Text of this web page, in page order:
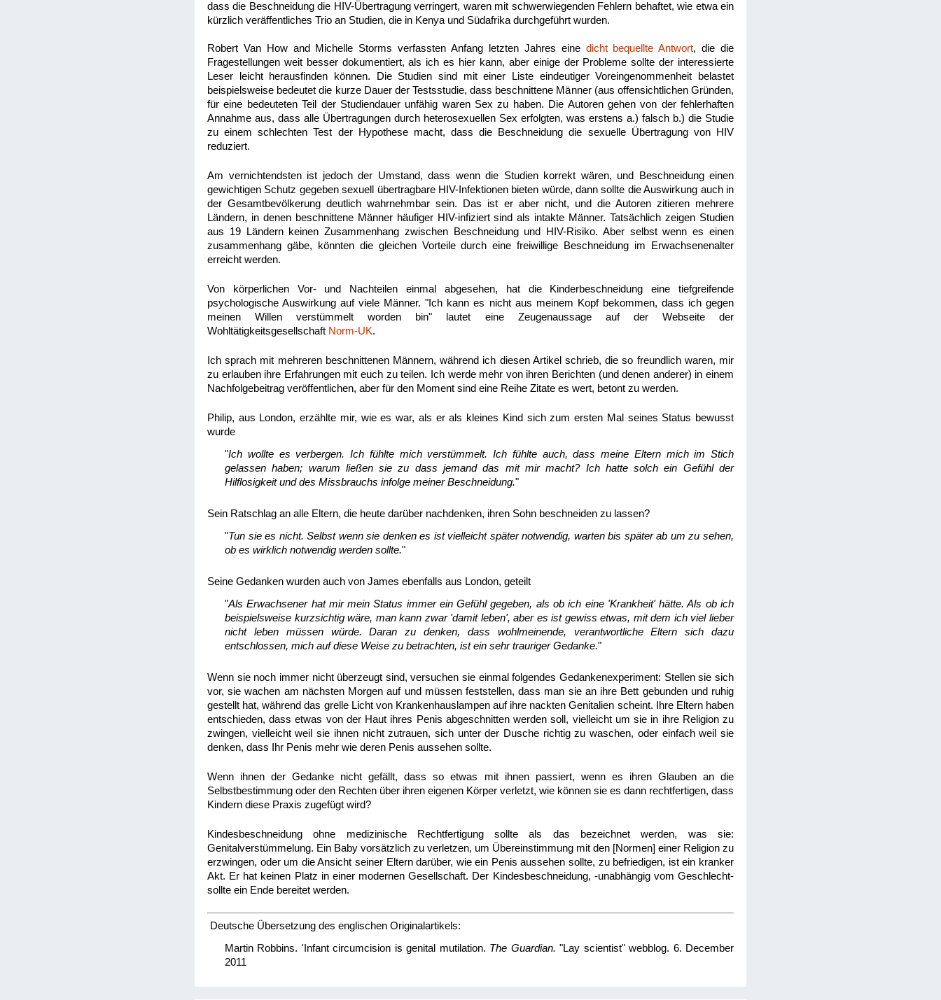
dass die Beschneidung die HIV-Übertragung verringert, waren mit schwerwiegenden Fehlern behaftet, wie etwa ein
kürzlich veräffentliches Trio an Studien, die in Kenya und Südafrika durchgeführt wurden.
Robert Van How and Michelle Storms verfassten Anfang letzten Jahres eine dicht bequellte Antwort, die die
Fragestellungen weit besser dokumentiert, als ich es hier kann, aber einige der Probleme sollte der interessierte
Leser leicht herausfinden können. Die Studien sind mit einer Liste eindeutiger Voreingenommenheit belastet
beispielsweise bedeutet die kurze Dauer der Testsstudie, dass beschnittene Männer (aus offensichtlichen Gründen,
für eine bedeuteten Teil der Studiendauer unfähig waren Sex zu haben. Die Autoren gehen von der fehlerhaften
Annahme aus, dass alle Übertragungen durch heterosexuellen Sex erfolgten, was erstens a.) falsch b.) die Studie
zu einem schlechten Test der Hypothese macht, dass die Beschneidung die sexuelle Übertragung von HIV
reduziert.
Am vernichtendsten ist jedoch der Umstand, dass wenn die Studien korrekt wären, und Beschneidung einen
gewichtigen Schutz gegeben sexuell übertragbare HIV-Infektionen bieten würde, dann sollte die Auswirkung auch in
der Gesamtbevölkerung deutlich wahrnehmbar sein. Das ist er aber nicht, und die Autoren zitieren mehrere
Ländern, in denen beschnittene Männer häufiger HIV-infiziert sind als intakte Männer. Tatsächlich zeigen Studien
aus 19 Ländern keinen Zusammenhang zwischen Beschneidung und HIV-Risiko. Aber selbst wenn es einen
zusammenhang gäbe, könnten die gleichen Vorteile durch eine freiwillige Beschneidung im Erwachsenenalter
erreicht werden.
Von körperlichen Vor- und Nachteilen einmal abgesehen, hat die Kinderbeschneidung eine tiefgreifende
psychologische Auswirkung auf viele Männer. "Ich kann es nicht aus meinem Kopf bekommen, dass ich gegen
meinen Willen verstümmelt worden bin" lautet eine Zeugenaussage auf der Webseite der
Wohltätigkeitsgesellschaft Norm-UK.
Ich sprach mit mehreren beschnittenen Männern, während ich diesen Artikel schrieb, die so freundlich waren, mir
zu erlauben ihre Erfahrungen mit euch zu teilen. Ich werde mehr von ihren Berichten (und denen anderer) in einem
Nachfolgebeitrag veröffentlichen, aber für den Moment sind eine Reihe Zitate es wert, betont zu werden.
Philip, aus London, erzählte mir, wie es war, als er als kleines Kind sich zum ersten Mal seines Status bewusst
wurde
"Ich wollte es verbergen. Ich fühlte mich verstümmelt. Ich fühlte auch, dass meine Eltern mich im Stich
gelassen haben; warum ließen sie zu dass jemand das mit mir macht? Ich hatte solch ein Gefühl der
Hilflosigkeit und des Missbrauchs infolge meiner Beschneidung."
Sein Ratschlag an alle Eltern, die heute darüber nachdenken, ihren Sohn beschneiden zu lassen?
"Tun sie es nicht. Selbst wenn sie denken es ist vielleicht später notwendig, warten bis später ab um zu sehen,
ob es wirklich notwendig werden sollte."
Seine Gedanken wurden auch von James ebenfalls aus London, geteilt
"Als Erwachsener hat mir mein Status immer ein Gefühl gegeben, als ob ich eine 'Krankheit' hätte. Als ob ich
beispielsweise kurzsichtig wäre, man kann zwar 'damit leben', aber es ist gewiss etwas, mit dem ich viel lieber
nicht leben müssen würde. Daran zu denken, dass wohlmeinende, verantwortliche Eltern sich dazu
entschlossen, mich auf diese Weise zu betrachten, ist ein sehr trauriger Gedanke."
Wenn sie noch immer nicht überzeugt sind, versuchen sie einmal folgendes Gedankenexperiment: Stellen sie sich
vor, sie wachen am nächsten Morgen auf und müssen feststellen, dass man sie an ihre Bett gebunden und ruhig
gestellt hat, während das grelle Licht von Krankenhauslampen auf ihre nackten Genitalien scheint. Ihre Eltern haben
entschieden, dass etwas von der Haut ihres Penis abgeschnitten werden soll, vielleicht um sie in ihre Religion zu
zwingen, vielleicht weil sie ihnen nicht zutrauen, sich unter der Dusche richtig zu waschen, oder einfach weil sie
denken, dass Ihr Penis mehr wie deren Penis aussehen sollte.
Wenn ihnen der Gedanke nicht gefällt, dass so etwas mit ihnen passiert, wenn es ihren Glauben an die
Selbstbestimmung oder den Rechten über ihren eigenen Körper verletzt, wie können sie es dann rechtfertigen, dass
Kindern diese Praxis zugefügt wird?
Kindesbeschneidung ohne medizinische Rechtfertigung sollte als das bezeichnet werden, was sie:
Genitalverstümmelung. Ein Baby vorsätzlich zu verletzen, um Übereinstimmung mit den [Normen] einer Religion zu
erzwingen, oder um die Ansicht seiner Eltern darüber, wie ein Penis aussehen sollte, zu befriedigen, ist ein kranker
Akt. Er hat keinen Platz in einer modernen Gesellschaft. Der Kindesbeschneidung, -unabhängig vom Geschlecht-
sollte ein Ende bereitet werden.
Deutsche Übersetzung des englischen Originalartikels:
Martin Robbins. 'Infant circumcision is genital mutilation. The Guardian. "Lay scientist" webblog. 6. December
2011